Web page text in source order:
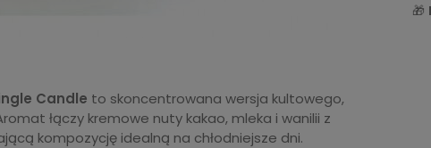
🎁
Candle to skoncentrowana wersja kultowego,
łączy kremowe nuty kakao, mleka i wanilii z
kompozycję idealną na chłodniejsze dni.